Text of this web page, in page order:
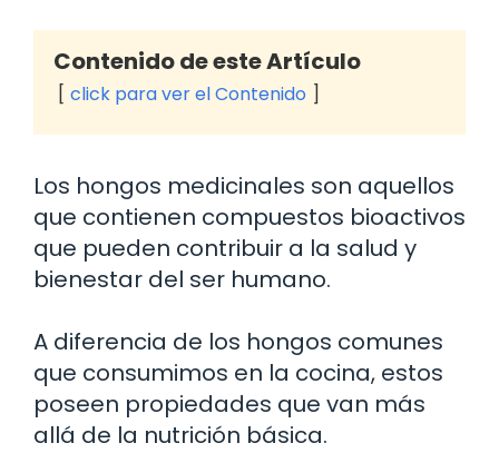
Contenido de este Artículo
click para ver el Contenido
Los hongos medicinales son aquellos
que contienen compuestos bioactivos
que pueden contribuir a la salud y
bienestar del ser humano.
A diferencia de los hongos comunes
que consumimos en la cocina, estos
poseen propiedades que van más
allá de la nutrición básica.